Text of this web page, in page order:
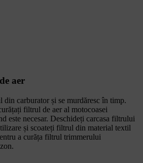
aer
din carburator și se murdăresc în timp.
filtrul de aer al motocoasei
este necesar. Deschideți carcasa filtrului
și scoateți filtrul din material textil
a curăța filtrul trimmerului